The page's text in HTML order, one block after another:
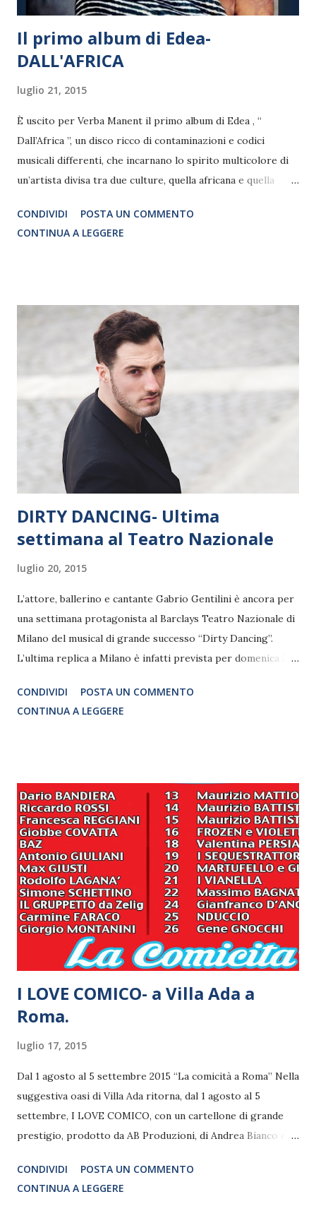
Il primo album di Edea-
DALL'AFRICA
luglio 21, 2015
È uscito per Verba Manent il primo album di Edea , “
Dall’Africa ”, un disco ricco di contaminazioni e codici
musicali differenti, che incarnano lo spirito multicolore di
un’artista divisa tra due culture, quella africana e quella
e Francesco Arpino è il canto d'amore di Edea verso la sua
terra d'origine. In un periodo di forti contrasti
natura e una cultura senza tempo, che appartiene nel
profondo a tutti noi. Il progetto dell' album ha integrato
collaboratori importanti come l’autore Vincenzo Incenzo, il
chitarrista Phil Palmer, la cantautrice australiana Justine
Eltakchi, Fonopoli e Duccio Forzano per il video del
singolo omonimo. Prodotto da Alessandro Colapicchioni e
Lorenzo Sebastianelli (che è anche compositore delle ...
CONDIVIDI
POSTA UN COMMENTO
CONTINUA A LEGGERE
DIRTY DANCING- Ultima
settimana al Teatro Nazionale
luglio 20, 2015
L’attore, ballerino e cantante Gabrio Gentilini è ancora per
una settimana protagonista al Barclays Teatro Nazionale di
Milano del musical di grande successo “Dirty Dancing”.
L’ultima replica a Milano è infatti prevista per domenica 26
scorso 3 luglio a Milano con nuova regia (di Federico
Bellone), nuove coreografie (di Gillian Bruce) e nuove
maschile Johnny Castle, è entrato nel cuore dei fan
nell’interpretazione sentita, potente ed autentica resa dal
performer romagnolo. Tra le scene più amate dal pubblico
spicca sicuramente il salto di Gabrio/Johnny in platea con
la celebre presa dell’angelo tra gli spettatori plaudenti ed
entusiasti. Qui il precedente articolo
http://www.tgmusicaleteatroinitalia.com/2015/07/gabrio-
gentilini-protagonista-per-la.html Qui la mi...
CONDIVIDI
POSTA UN COMMENTO
CONTINUA A LEGGERE
I LOVE COMICO- a Villa Ada a
Roma.
luglio 17, 2015
Dal 1 agosto al 5 settembre 2015 “La comicità a Roma” Nella
suggestiva oasi di Villa Ada ritorna, dal 1 agosto al 5
settembre, I LOVE COMICO, con un cartellone di grande
prestigio, prodotto da AB Produzioni, di Andrea Bianco e
selezione degli spettacoli più esclusivi e originali del
panorama comico italiano. Non solo; infatti questa edizione,
CONDIVIDI
POSTA UN COMMENTO
CONTINUA A LEGGERE